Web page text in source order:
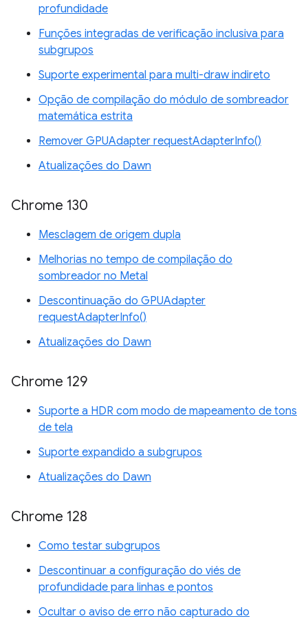
profundidade
Funções integradas de verificação inclusiva para
subgrupos
Suporte experimental para multi-draw indireto
Opção de compilação do módulo de sombreador
matemática estrita
Remover GPUAdapter requestAdapterInfo()
Atualizações do Dawn
Chrome 130
Mesclagem de origem dupla
Melhorias no tempo de compilação do
sombreador no Metal
Descontinuação do GPUAdapter
requestAdapterInfo()
Atualizações do Dawn
Chrome 129
Suporte a HDR com modo de mapeamento de tons
de tela
Suporte expandido a subgrupos
Atualizações do Dawn
Chrome 128
Como testar subgrupos
Descontinuar a configuração do viés de
profundidade para linhas e pontos
Ocultar o aviso de erro não capturado do